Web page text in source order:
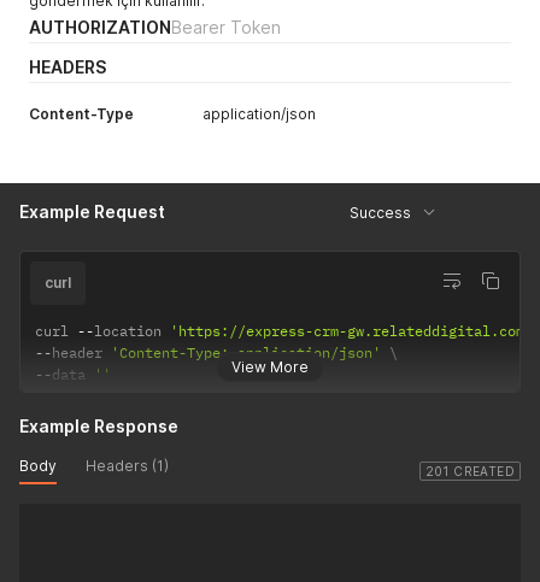
AUTHORIZATIONBearer Token
HEADERS
Content-Type application/json
Example Request Success
View More
curl
curl --location
'https://express-crm-
--header 'Content-Type: application/json'
--data ''
201 CREATED
Example Response
Body Headers (1)